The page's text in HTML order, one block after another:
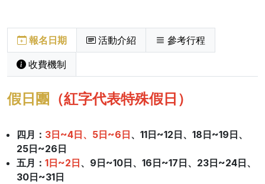
報名日期 活動介紹 參考行程
收費機制
假日團 （紅字代表特殊假日）
四月： 3日~4日、5日~6日、11日~12日、18日~19日、
25日~26日
五月： 1日~2日、9日~10日、16日~17日、23日~24日、
30日~31日